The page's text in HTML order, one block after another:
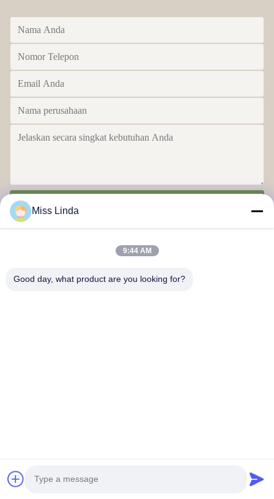
Copyright © 2014-2026 China Kingmax Industrial Co.,ltd.. All Rights Reserved.
Miss Linda
9:44 AM
Good day, what product are you looking for?